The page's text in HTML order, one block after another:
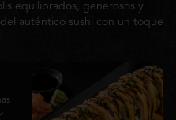
equilibrados, generosos y
auténtico sushi con un toque